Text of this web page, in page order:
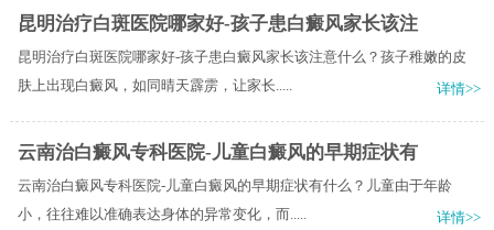
昆明治疗白斑医院哪家好-孩子患白癜风家长该注
昆明治疗白斑医院哪家好-孩子患白癜风家长该注意什么？孩子稚嫩的皮
肤上出现白癜风，如同晴天霹雳，让家长.....
详情>>
云南治白癜风专科医院-儿童白癜风的早期症状有
云南治白癜风专科医院-儿童白癜风的早期症状有什么？儿童由于年龄
小，往往难以准确表达身体的异常变化，而.....
详情>>